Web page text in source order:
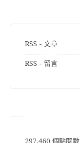
RSS - 文章
RSS - 留言
297,460 個點閱數